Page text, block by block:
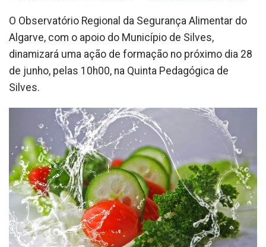
O Observatório Regional da Segurança Alimentar do
Algarve, com o apoio do Município de Silves,
dinamizará uma ação de formação no próximo dia 28
de junho, pelas 10h00, na Quinta Pedagógica de
Silves.